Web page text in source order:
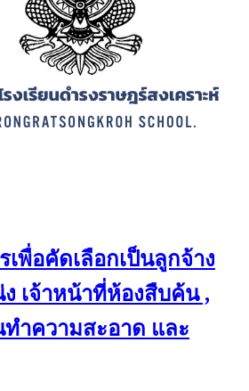
พื่อคัดเลือกเป็นลูกจ้าง
เจ้าหน้าที่ห้องสืบค้น ,
ำความสะอาด และ